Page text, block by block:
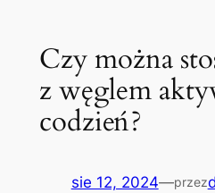
Czy można
z węglem
codzień?
sie 12, 2024—przez